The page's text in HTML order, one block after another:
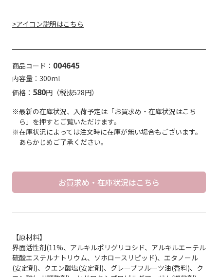
>アイコン説明はこちら
商品コード： 004645
内容量：300ml
価格： 580円（税抜528円）
※最新の在庫状況、入荷予定は「お買求め・在庫状況はこち
ら」を押すとご覧いただけます。
※在庫状況によっては注文時に在庫が無い場合もございます。
あらかじめご了承ください。
お買求め・在庫状況はこちら
【原材料】
界面活性剤(11%、アルキルポリグリコシド、アルキルエーテル
硫酸エステルナトリウム、ソホロースリピッド)、エタノール
(安定剤)、クエン酸塩(安定剤)、グレープフルーツ油(香料)、ク